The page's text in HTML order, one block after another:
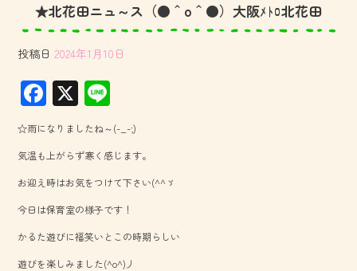
★北花田ニュ～ス（●＾o＾●）大阪ﾒﾄﾛ北花田
投稿日 2024年1月10日
F
ac
e
b
o
ok
X
ne
☆雨になりましたね～(-_-;)
気温も上がらず寒く感じます。
お迎え時はお気をつけて下さい(^^ゞ
今日は保育室の様子です！
かるた遊びに福笑いとこの時期らしい
遊びを楽しみました(^o^)丿